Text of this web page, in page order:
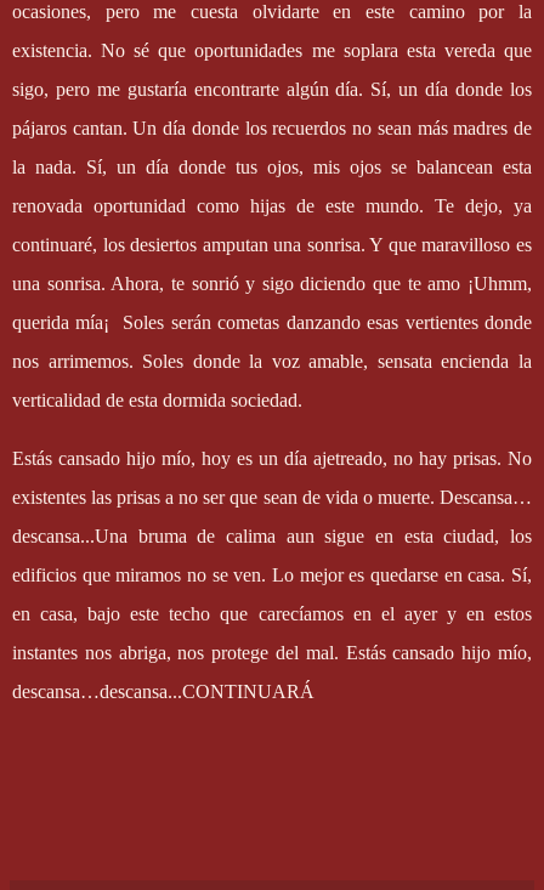
ocasiones, pero me cuesta olvidarte en este camino por la
existencia. No sé que oportunidades me soplara esta vereda que
sigo, pero me gustaría encontrarte algún día. Sí, un día donde los
pájaros cantan. Un día donde los recuerdos no sean más madres de
la nada. Sí, un día donde tus ojos, mis ojos se balancean esta
renovada oportunidad como hijas de este mundo. Te dejo, ya
continuaré, los desiertos amputan una sonrisa. Y que maravilloso es
una sonrisa. Ahora, te sonrió y sigo diciendo que te amo ¡Uhmm,
querida mía¡
Soles serán cometas danzando esas vertientes donde
nos arrimemos. Soles donde la voz amable, sensata encienda la
verticalidad de esta dormida sociedad.
Estás cansado hijo mío, hoy es un día ajetreado, no hay prisas. No
existentes las prisas a no ser que sean de vida o muerte. Descansa…
descansa...Una bruma de calima aun sigue en esta ciudad, los
edificios que miramos no se ven. Lo mejor es quedarse en casa. Sí,
en casa, bajo este techo que carecíamos en el ayer y en estos
instantes nos abriga, nos protege del mal. Estás cansado hijo mío,
descansa…descansa...CONTINUARÁ